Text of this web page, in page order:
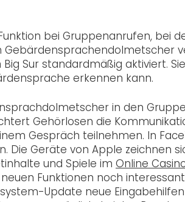
bei Gruppenanrufen, bei
Gebärdensprachendolmetscher
Sur standardmäßig aktiviert.
erkennen kann.
in den
Gehörlosen die
Gespräch teilnehmen. In
Die Geräte von Apple zeichnen
und Spiele im Online
Funktionen noch
Update neue